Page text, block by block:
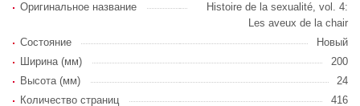
Оригинальное название
Histoire de la sexualité, vol. 4:
Les aveux de la chair
Состояние
Новый
Ширина (мм)
200
Высота (мм)
24
Количество страниц
416